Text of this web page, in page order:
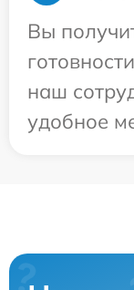
Вы
наш
удобное